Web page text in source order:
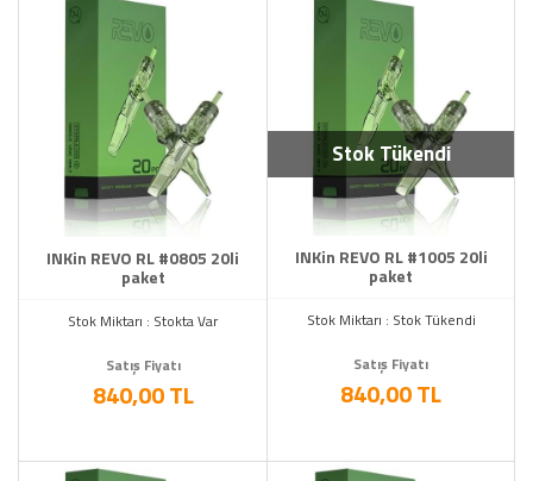
INKin REVO RL #0805 20li
paket
Stok Miktarı : Stokta Var
Satış Fiyatı
840,00 TL
Stok Tükendi
INKin REVO RL #1005 20li
paket
Stok Miktarı : Stok Tükendi
Satış Fiyatı
840,00 TL